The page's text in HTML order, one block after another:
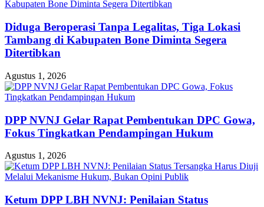
Diduga Beroperasi Tanpa Legalitas, Tiga Lokasi
Tambang di Kabupaten Bone Diminta Segera
Ditertibkan
Agustus 1, 2026
DPP NVNJ Gelar Rapat Pembentukan DPC Gowa,
Fokus Tingkatkan Pendampingan Hukum
Agustus 1, 2026
Ketum DPP LBH NVNJ: Penilaian Status